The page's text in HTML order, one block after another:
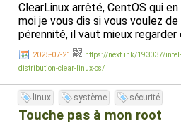
ClearLinux arrêté, CentOS qui
moi je vous dis si vous voulez
pérennité, il vaut mieux regarder
2025-07-21
https://next.ink/193037/
distribution-clear-linux-os/
linux système sécurité
Touche pas à mon root